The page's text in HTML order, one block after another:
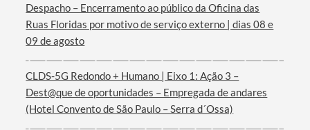
Categorias gerais
Despacho – Encerramento ao público da Oficina das
Ruas Floridas por motivo de serviço externo | dias 08 e
09 de agosto
CLDS-5G Redondo + Humano | Eixo 1: Ação 3 –
Dest@que de oportunidades – Empregada de andares
(Hotel Convento de São Paulo – Serra d´Ossa)